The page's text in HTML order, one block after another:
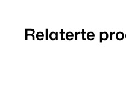
Relaterte